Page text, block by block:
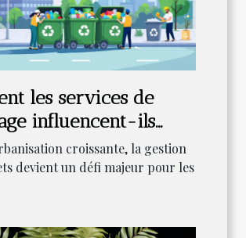
les services de
influencent-ils
urbaine ?croissante, la gestion
devient un défi majeur pour les